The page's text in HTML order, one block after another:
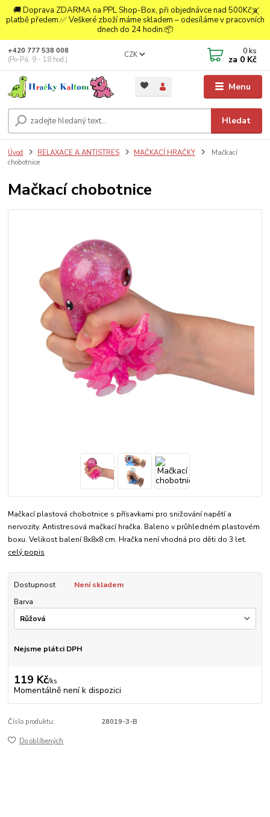
🚚 Doprava ZDARMA na PPL Shop-Box, při objednávce nad 500Kč a
platbě předem.✅ Veškeré zboží máme skladem – odesíláme v pracovních
dnech do 24 hodin.📦
Menu
CZK
Hledat
+420 777 538 008
(Po-Pá, 9 - 18 hod.)
0 ks
za 0 Kč
Úvod RELAXACE A ANTISTRES MAČKACÍ HRAČKY
Mačkací
chobotnice
Mačkací chobotnice
Mačkací plastová chobotnice s přísavkami pro snižování napětí a
nervozity. Antistresová mačkací hračka. Baleno v průhledném plastovém
boxu. Velikost balení 8x8x8 cm. Hračka není vhodná pro děti do 3 let.
celý popis
Dostupnost
Není skladem
Barva
Nejsme plátci DPH
119 Kč/ks
Momentálně není k dispozici
Číslo produktu: 28019-3-B
Do oblíbených